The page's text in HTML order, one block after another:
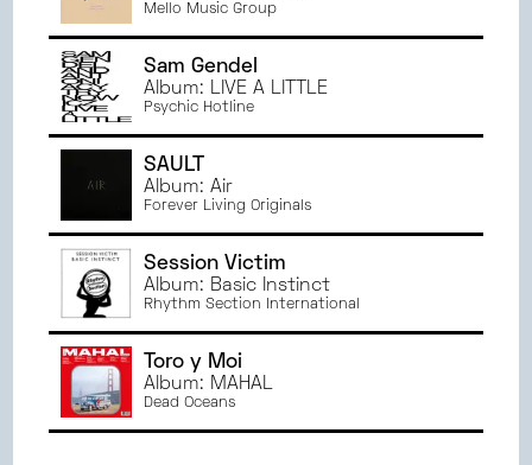
Mello Music Group
Sam Gendel
Album: LIVE A LITTLE
Psychic Hotline
SAULT
Album: Air
Forever Living Originals
Session Victim
Album: Basic Instinct
Rhythm Section International
Toro y Moi
Album: MAHAL
Dead Oceans